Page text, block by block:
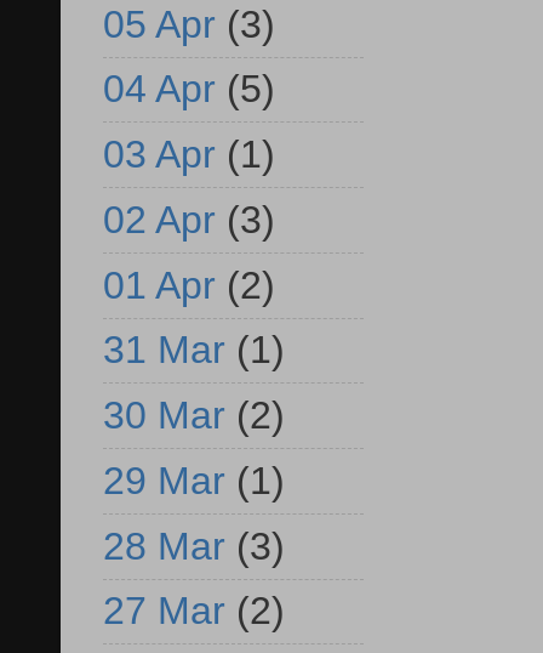
05 Apr (3)
04 Apr (5)
03 Apr (1)
02 Apr (3)
01 Apr (2)
31 Mar (1)
30 Mar (2)
29 Mar (1)
28 Mar (3)
27 Mar (2)